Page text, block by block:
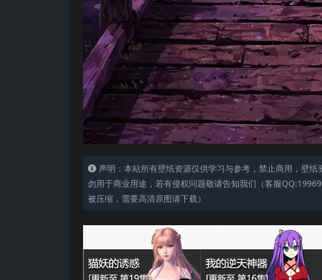
声明：本站所有壁纸资源仅供学习与参考，禁止商用，壁
勿用于商业用途，若有侵权问题敬请告知我们（客服
被压缩，需要高清原图请下载）